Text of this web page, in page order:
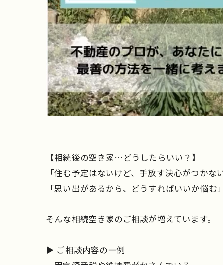
【相続後の空き家…どうしたらいい？】
「住む予定はないけど、手放す決心がつかな
「思い出があるから、どうすればいいか悩む
そんな相続空き家のご相談が増えています。
▶ ご相談内容の一例